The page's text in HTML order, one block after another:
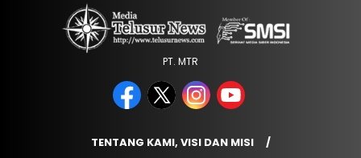
PT. MTR
TENTANG KAMI, VISI DAN MISI